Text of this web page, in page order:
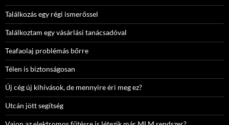
Találkozás egy régi ismerőssel
Találkoztam egy vásárlási tanácsadóval
Teafaolaj problémás bőrre
Télen is biztonságosan
Új cég új kihívások, de mennyire éri meg ez?
Utcán jött segítség